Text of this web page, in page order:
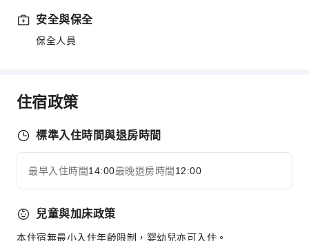
安全與保全
保全人員
住宿政策
標準入住時間與退房時間
最早入住時間14:00最晚退房時間 12:00
兒童與加床政策
本住宿無最小入住年齡限制，婴幼兒亦可入住。